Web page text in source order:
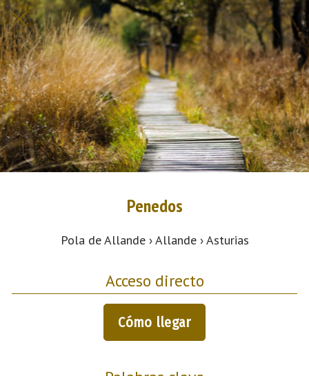
Penedos
Pola de Allande › Allande › Asturias
Acceso directo
Cómo llegar